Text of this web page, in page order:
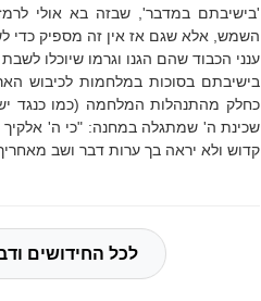
'בישיבתם במדבר', שבזה בא אולי
השמש, אלא שגם אז אין זה מספיק כדי
ענני הכבוד שהם הגנו וגרמו שיוכלו
בישיבתם בסוכות במלחמות לכיבוש
כחלק מהתנהלות המלחמה (כמו כנגד
שכינת ה' שמתגלה במחנה: "כי ה'
קדוש ולא יראה בך ערות דבר ושב
לכל החידושים